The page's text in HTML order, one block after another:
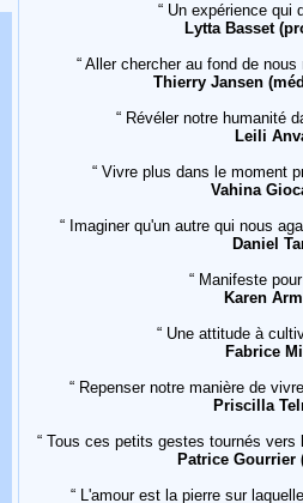
“ Un expérience qui
Lytta Basset
“ Aller chercher au fond de
Thierry Jansen
“ Révéler notre humanité
Leili
“ Vivre plus dans le moment
Vahina
“ Imaginer qu'un autre qui nous
Daniel
“ Manifeste
Karen
“ Une attitude à
Fabrice
“ Repenser notre manière de
Priscilla
“ Tous ces petits gestes tournés vers
Patrice Gourrier
“ L'amour est la pierre sur